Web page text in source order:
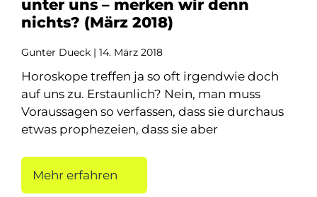
unter uns – merken wir denn
nichts? (März 2018)
Gunter Dueck 14. März 2018
Horoskope treffen ja so oft irgendwie doch
auf uns zu. Erstaunlich? Nein, man muss
Voraussagen so verfassen, dass sie durchaus
etwas prophezeien, dass sie aber
Mehr erfahren